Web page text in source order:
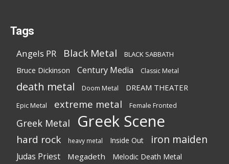
Tags
Angels PR Black Metal BLACK SABBATH
Bruce Dickinson Century Media Classic Metal
death metal Doom Metal DREAM THEATER
Epic Metal extreme metal Female Fronted
Greek Metal Greek Scene
hard rock heavy metal Inside Out iron maiden
Judas Priest Megadeth Melodic Death Metal